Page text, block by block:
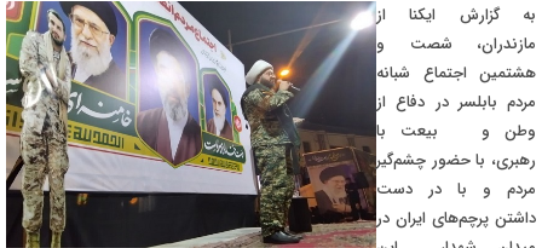
به گزارش ایکنا از
مازندران، شصت و
هشتمین اجتماع شبانه
مردم بابلسر در دفاع از
وطن و بیعت با
رهبری، با حضور چشم‌گیر
مردم و با در دست
داشتن پرچم‌های ایران در